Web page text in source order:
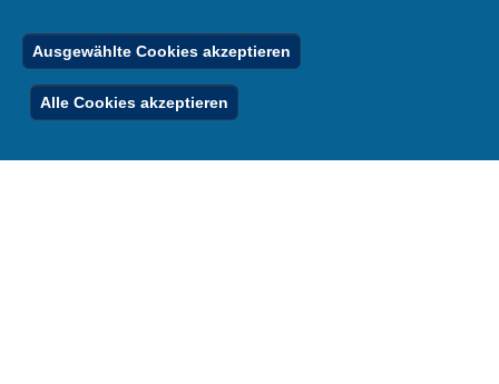
Ausgewählte Cookies akzeptieren
Alle Cookies akzeptieren
Publikationen
RSS-Feed
Ferienordnung
Spezialangebote
© 2026 Bildungsportal NRW
Below
Footer
Menu
Inhalt Impressum Datenschutz